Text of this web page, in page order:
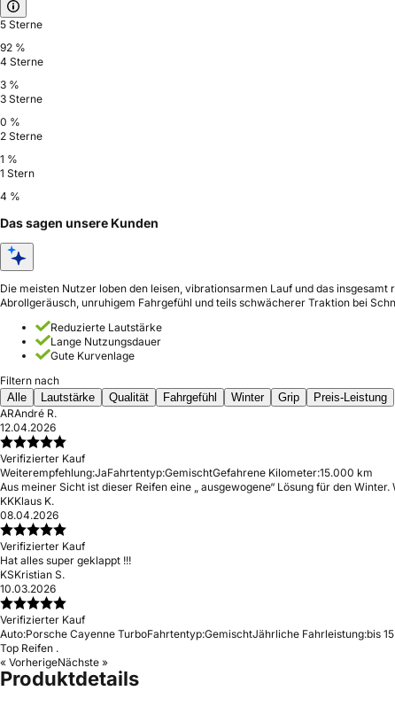
5 Sterne
92 %
4 Sterne
3 %
3 Sterne
0 %
2 Sterne
1 %
1 Stern
4 %
Das sagen unsere Kunden
Die meisten Nutzer loben den leisen, vibrationsarmen Lauf und das
Abrollgeräusch, unruhigem Fahrgefühl und teils schwächerer Traktion bei
Reduzierte Lautstärke
Lange Nutzungsdauer
Gute Kurvenlage
Filtern nach
Alle
Lautstärke Qualität Fahrgefühl Winter Grip
Preis-Leistung
ARAndré R.
12.04.2026
Verifizierter Kauf
Weiterempfehlung:JaFahrtentyp:GemischtGefahrene Kilometer:15.000 km
Aus meiner Sicht ist dieser Reifen eine „ ausgewogene“ Lösung für den
KKKlaus K.
08.04.2026
Verifizierter Kauf
Hat alles super geklappt !!!
KSKristian S.
10.03.2026
Verifizierter Kauf
Auto:Porsche Cayenne TurboFahrtentyp:GemischtJährliche Fahrleistung:bis
Top Reifen .
« VorherigeNächste »
Produktdetails